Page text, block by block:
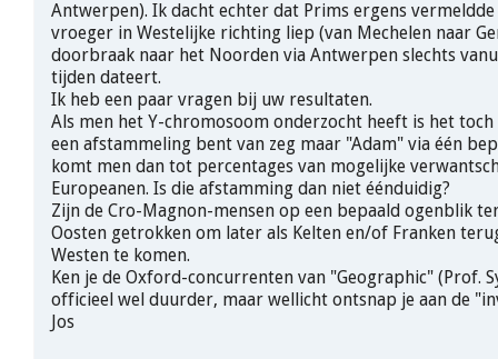
Antwerpen). Ik dacht echter dat Prims ergens vermeldde
vroeger in Westelijke richting liep (van Mechelen naar
doorbraak naar het Noorden via Antwerpen slechts
tijden dateert.
Ik heb een paar vragen bij uw resultaten.
Als men het Y-chromosoom onderzocht heeft is het
een afstammeling bent van zeg maar "Adam" via één
komt men dan tot percentages van mogelijke
Europeanen. Is die afstamming dan niet éénduidig?
Zijn de Cro-Magnon-mensen op een bepaald ogenblik
Oosten getrokken om later als Kelten en/of Franken
Westen te komen.
Ken je de Oxford-concurrenten van "Geographic" (Prof.
officieel wel duurder, maar wellicht ontsnap je aan de
Jos